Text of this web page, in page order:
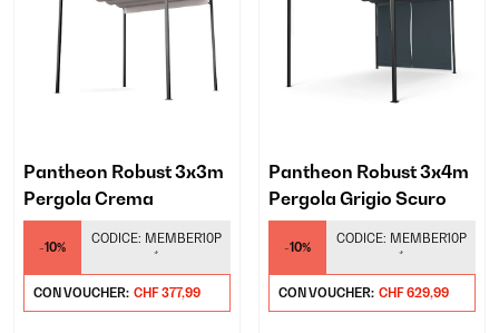
Pantheon Robust 3x3m
Pergola Crema
-10%
CODICE: MEMBER10P
*
CON VOUCHER: CHF 377,99
Pantheon Robust 3x4m
Pergola Grigio Scuro
-10%
CODICE: MEMBER10P
*
CON VOUCHER: CHF 629,99